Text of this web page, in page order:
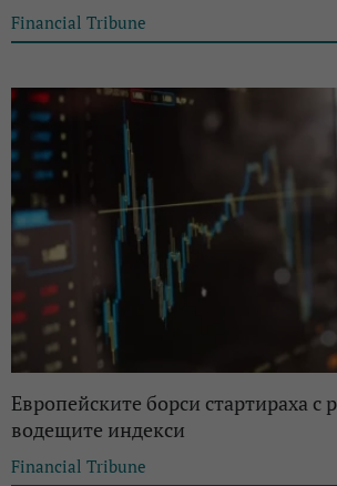
Financial Tribune
Европейските борси стартираха с
водещите индекси
Financial Tribune